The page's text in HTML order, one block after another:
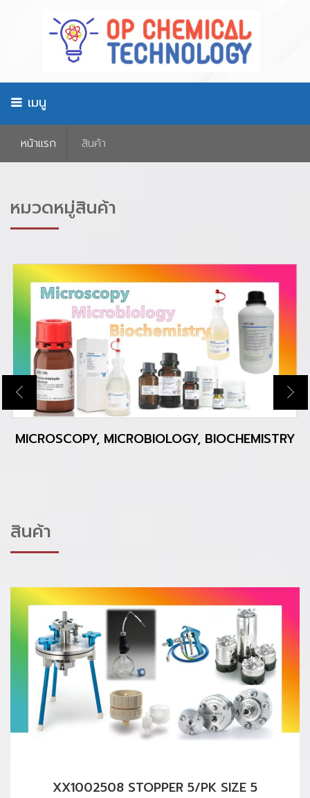
เมนู
หน้าเเรก สินค้า
หมวดหมู่สินค้า
MICROSCOPY, MICROBIOLOGY, BIOCHEMISTRY
สินค้า
XX1002508 STOPPER 5/PK SIZE 5